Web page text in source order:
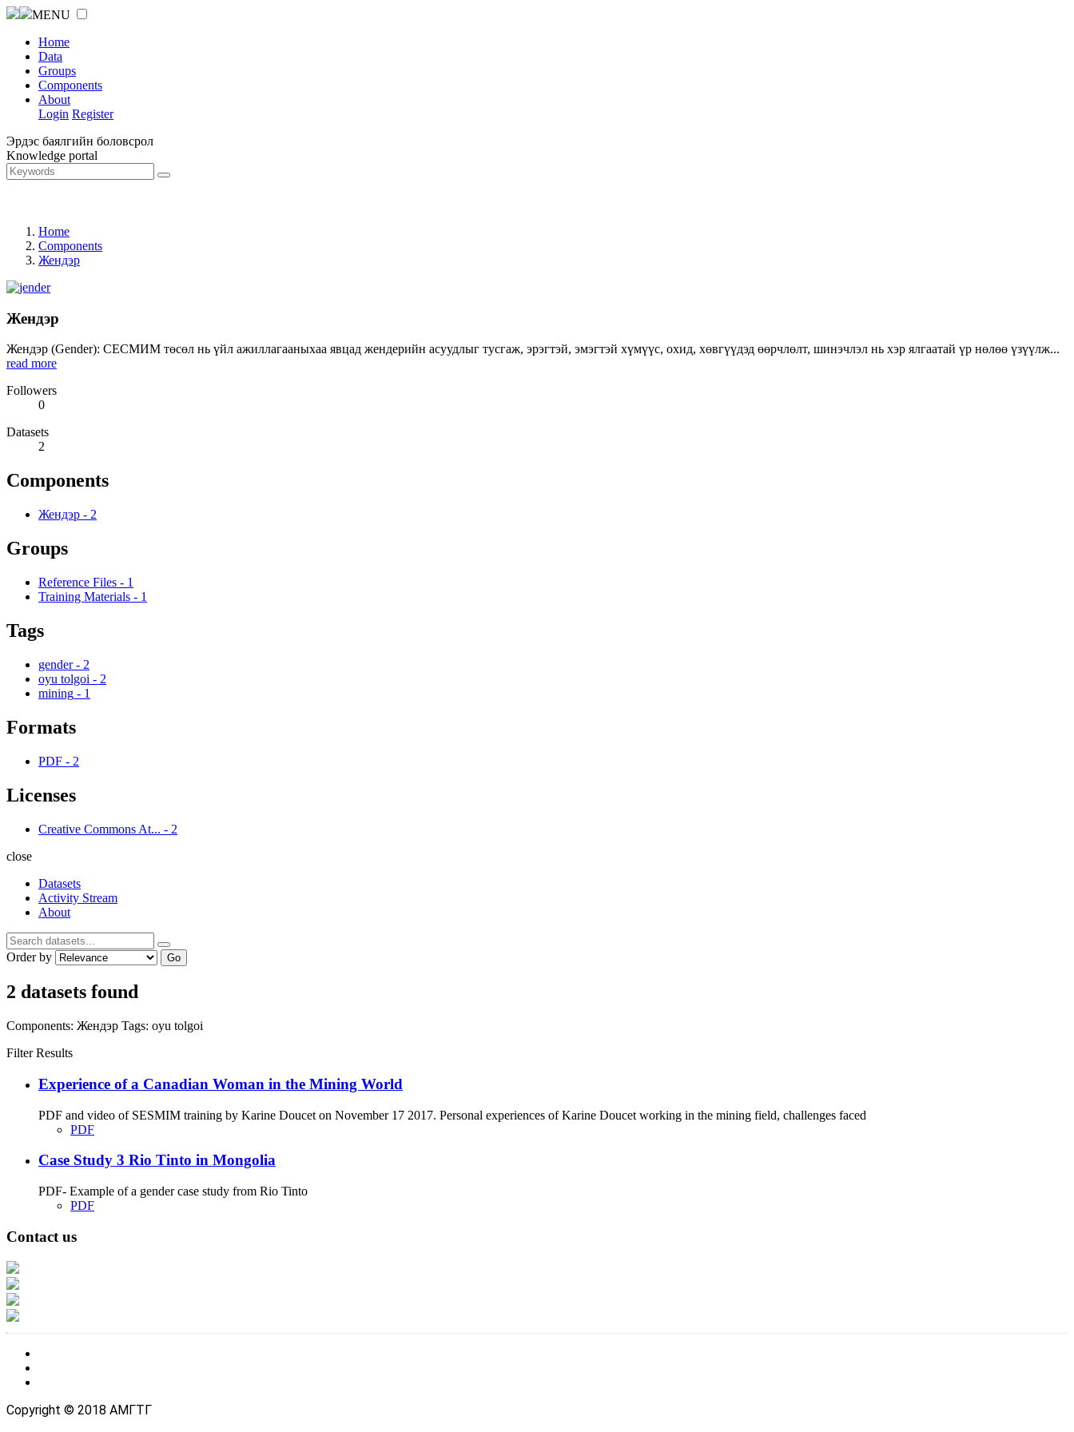
MENU
Home
Data
Groups
Components
About
Login Register
Эрдэс баялгийн боловсрол
Knowledge portal
Home
Components
Жендэр
Жендэр
Жендэр (Gender): СЕСМИМ төсөл нь үйл ажиллагааныхаа явцад жендерийн асуудлыг тусгаж, эрэгтэй, эмэгтэй хүмүүс, охид, хөвгүүдэд өөрчлөлт, шинэчлэл нь хэр ялгаатай үр нөлөө үзүүлж...
read more
Followers
0
Datasets
2
Components
Жендэр - 2
Groups
Reference Files - 1
Training Materials - 1
Tags
gender - 2
oyu tolgoi - 2
mining - 1
Formats
PDF - 2
Licenses
Creative Commons At... - 2
close
Datasets
Activity Stream
About
Order by Go
2 datasets found
Components: Жендэр Tags: oyu tolgoi
Filter Results
Experience of a Canadian Woman in the Mining World
PDF and video of SESMIM training by Karine Doucet on November 17 2017. Personal experiences of Karine Doucet working in the mining field, challenges faced
PDF
Case Study 3 Rio Tinto in Mongolia
PDF- Example of a gender case study from Rio Tinto
PDF
Contact us
Copyright © 2018 АМГТГ